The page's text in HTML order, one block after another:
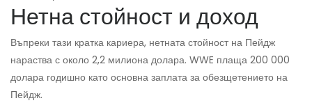
Нетна стойност и доход
Въпреки тази кратка кариера, нетната стойност на Пейдж
нараства с около 2,2 милиона долара. WWE плаща 200 000
долара годишно като основна заплата за обезщетението на
Пейдж.